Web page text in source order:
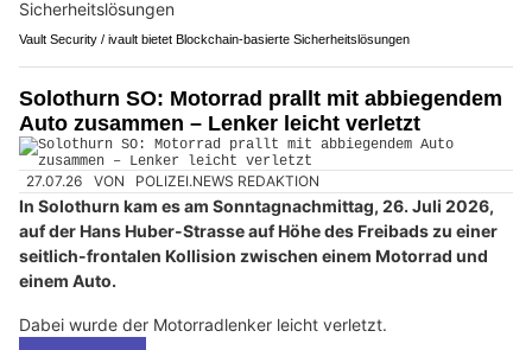
Vault Security / ivault bietet Blockchain-basierte Sicherheitslösungen
Solothurn SO: Motorrad prallt mit abbiegendem
Auto zusammen – Lenker leicht verletzt
27.07.26 VON POLIZEI.NEWS REDAKTION
In Solothurn kam es am Sonntagnachmittag, 26. Juli 2026,
auf der Hans Huber-Strasse auf Höhe des Freibads zu einer
seitlich-frontalen Kollision zwischen einem Motorrad und
einem Auto.
Dabei wurde der Motorradlenker leicht verletzt.